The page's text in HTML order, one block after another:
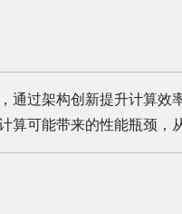
通过架构创新提升计算效
算可能带来的性能瓶颈，